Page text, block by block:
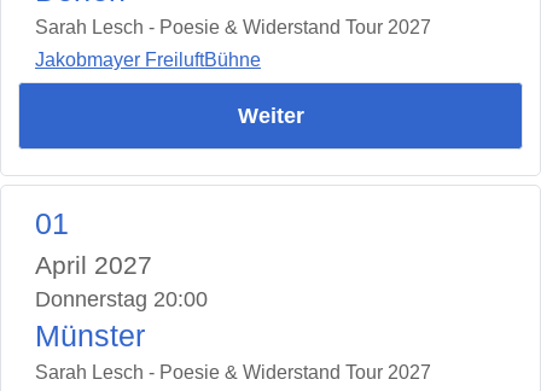
Sarah Lesch - Poesie & Widerstand Tour 2027
Jakobmayer FreiluftBühne
Weiter
01
April 2027
Donnerstag 20:00
Münster
Sarah Lesch - Poesie & Widerstand Tour 2027